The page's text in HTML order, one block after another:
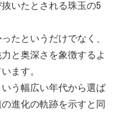
いたとされる珠玉の5
たというだけでなく、
と奥深さを象徴するよ
ます。
いう幅広い年代から選ば
進化の軌跡を示すと同